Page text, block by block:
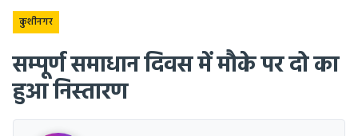
कुशीनगर
सम्पूर्ण समाधान दिवस में मौके पर दो का
हुआ निस्तारण